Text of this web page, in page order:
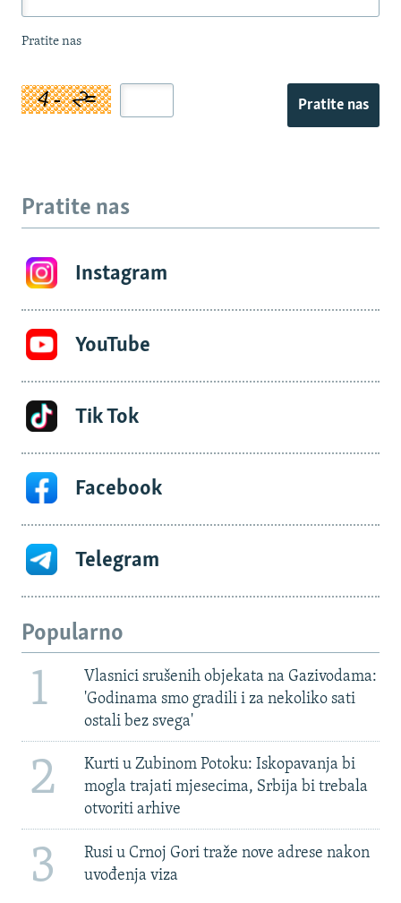
Pratite nas
Pratite nas
Pratite nas
Instagram
YouTube
Tik Tok
Facebook
Telegram
Popularno
1
Vlasnici srušenih objekata na Gazivodama:
'Godinama smo gradili i za nekoliko sati
ostali bez svega'
2
Kurti u Zubinom Potoku: Iskopavanja bi
mogla trajati mjesecima, Srbija bi trebala
otvoriti arhive
3
Rusi u Crnoj Gori traže nove adrese nakon
uvođenja viza